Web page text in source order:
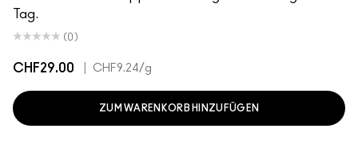
Tag.
(0)
CHF29.00 CHF9.24/g
ZUM WARENKORB HINZUFÜGEN